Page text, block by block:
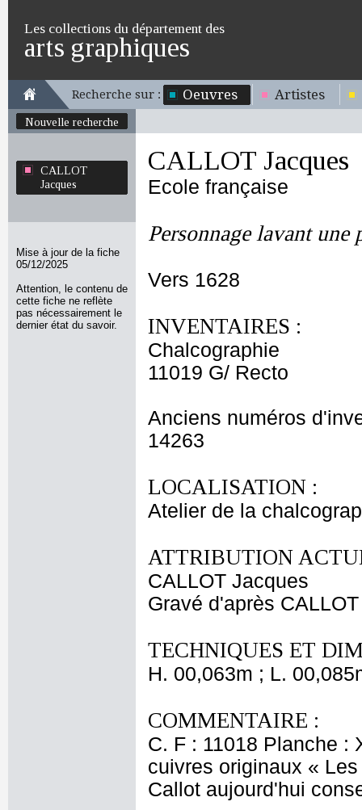
Les collections du département des
arts graphiques
Recherche sur : Oeuvres Artistes
Nouvelle recherche
CALLOT
Jacques
Mise à jour de la fiche
05/12/2025
Attention, le contenu de
cette fiche ne reflète
pas nécessairement le
dernier état du savoir.
CALLOT Jacques
Ecole française
Personnage lavant une
Vers 1628
INVENTAIRES :
Chalcographie
11019 G/ Recto
Anciens numéros
14263
LOCALISATION :
Atelier de la
ATTRIBUTION
CALLOT Jacques
Gravé d'après
TECHNIQUES ET
H. 00,063m ; L.
COMMENTAIRE :
C. F : 11018 Planche :
cuivres originaux «
Callot aujourd'hui